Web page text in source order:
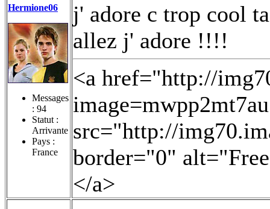
Hermione06
Messages
: 94
Statut :
Arrivante
Pays :
France
j' adore c trop cool
allez j' adore !!!!
<a href="http://
src="http://
border="0"
</a>